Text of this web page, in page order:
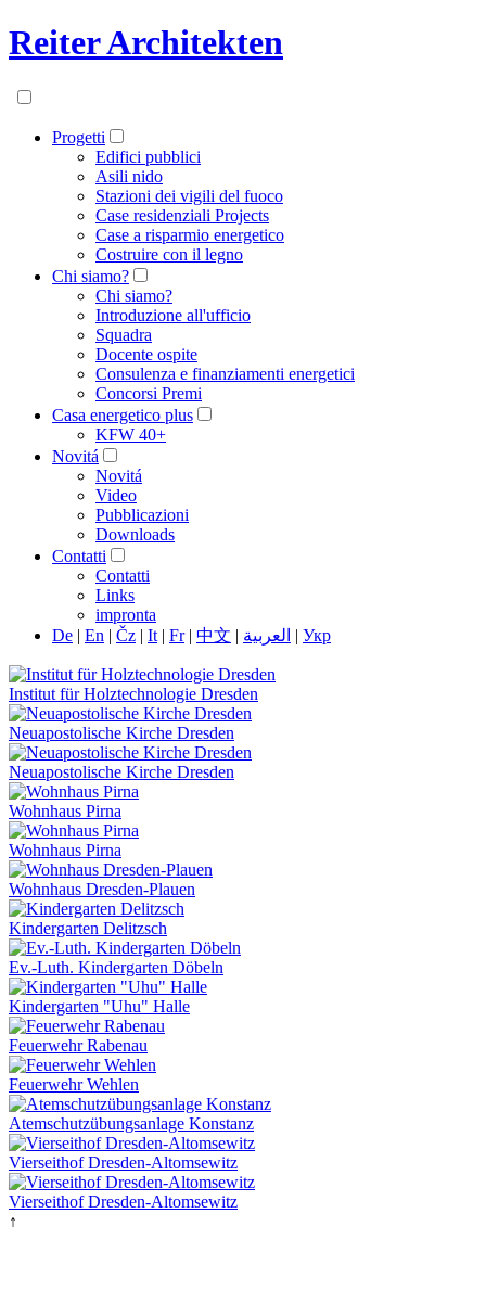
Reiter Architekten
Progetti
Edifici pubblici
Asili nido
Stazioni dei vigili del fuoco
Case residenziali Projects
Case a risparmio energetico
Costruire con il legno
Chi siamo?
Chi siamo?
Introduzione all'ufficio
Squadra
Docente ospite
Consulenza e finanziamenti energetici
Concorsi Premi
Casa energetico plus
KFW 40+
Novitá
Novitá
Video
Pubblicazioni
Downloads
Contatti
Contatti
Links
impronta
De | En | Čz | It | Fr| 中文 | العربية | Укр
Institut für Holztechnologie Dresden
Neuapostolische Kirche Dresden
Neuapostolische Kirche Dresden
Wohnhaus Pirna
Wohnhaus Pirna
Wohnhaus Dresden-Plauen
Kindergarten Delitzsch
Ev.-Luth. Kindergarten Döbeln
Kindergarten "Uhu" Halle
Feuerwehr Rabenau
Feuerwehr Wehlen
Atemschutzübungsanlage Konstanz
Vierseithof Dresden-Altomsewitz
Vierseithof Dresden-Altomsewitz
↑